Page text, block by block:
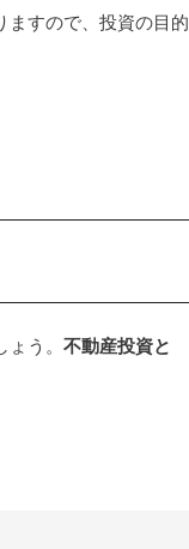
ますので、投資の目的
う。 不動産投資と